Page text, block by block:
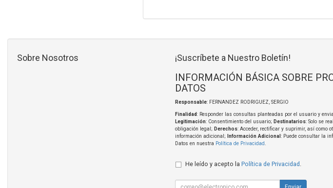
Sobre Nosotros ¡Suscríbete a Nuestro Boletín!
INFORMACIÓN BÁSICA SOBRE
DATOS
Responsable: FERNANDEZ RODRIGUEZ, SERGIO
Finalidad: Responder las consultas planteadas por el usuario y
Legitimación: Consentimiento del usuario; Destinatarios: Solo se
obligación legal; Derechos: Acceder, rectificar y suprimir, así como
información adicional;
Información Adicional : Puede consultar la
Datos en nuestra Política de Privacidad.
He leído y acepto la Política de Privacidad .